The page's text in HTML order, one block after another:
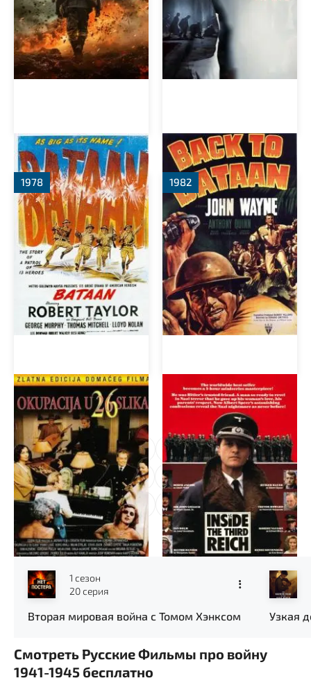
Батаан Возвращение на Батаан
Оккупация в 26
эпизодах
1978
Внутри Третьего рейха
1982
1 2 3 4 5 6 7 8 9 10
... 48
Новые серии
1 сезон
20 серия
Вторая мировая война с Томом Хэнксом Узкая
Смотреть Русские Фильмы про войну
1941-1945 бесплатно